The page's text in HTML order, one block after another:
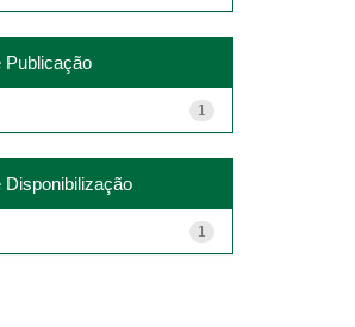
Publicação
1
Disponibilização
1